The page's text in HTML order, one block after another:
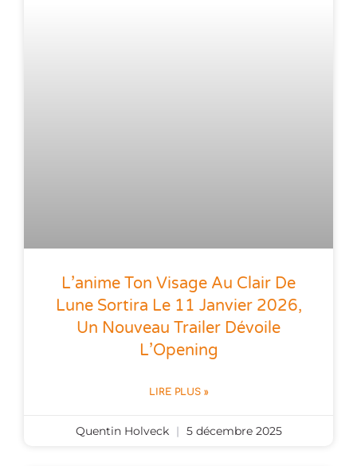
L’anime Ton Visage Au Clair De
Lune Sortira Le 11 Janvier 2026,
Un Nouveau Trailer Dévoile
L’Opening
LIRE PLUS »
Quentin Holveck 5 décembre 2025